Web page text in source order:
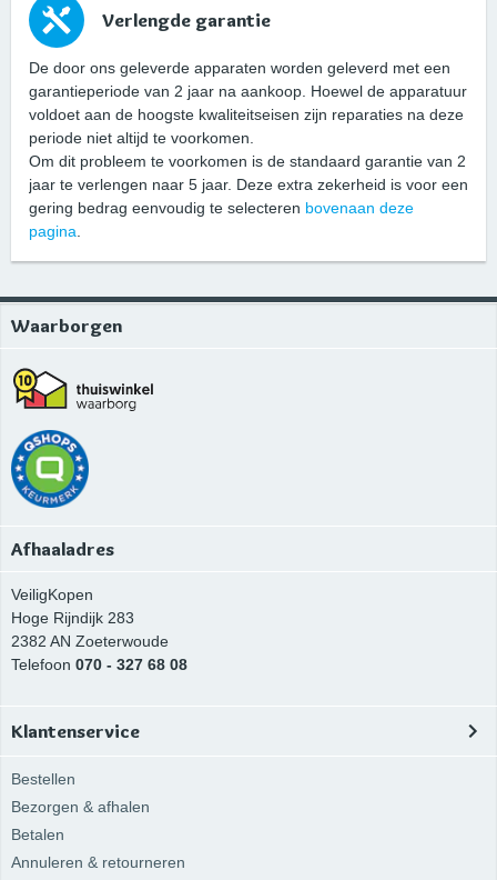
Verlengde garantie
De door ons geleverde apparaten worden geleverd met een
garantieperiode van 2 jaar na aankoop. Hoewel de apparatuur
voldoet aan de hoogste kwaliteitseisen zijn reparaties na deze
periode niet altijd te voorkomen.
Om dit probleem te voorkomen is de standaard garantie van 2
jaar te verlengen naar 5 jaar. Deze extra zekerheid is voor een
gering bedrag eenvoudig te selecteren bovenaan deze
pagina.
Waarborgen
Afhaaladres
VeiligKopen
Hoge Rijndijk 283
2382 AN Zoeterwoude
Telefoon 070 - 327 68 08
Klantenservice
Bestellen
Bezorgen & afhalen
Betalen
Annuleren & retourneren